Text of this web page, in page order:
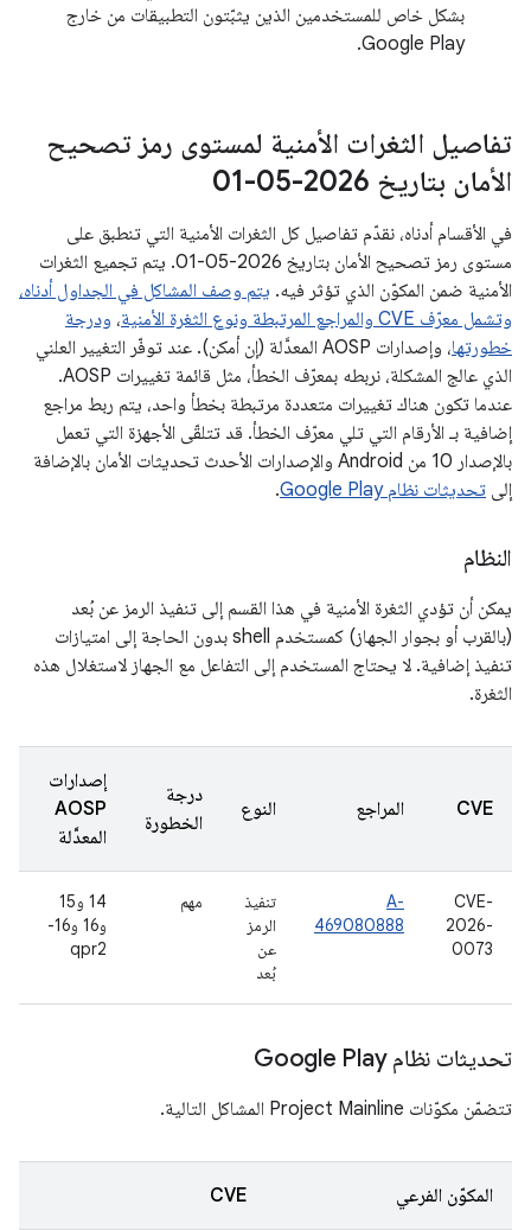
بشكل خاص للمستخدمين الذين يثبّتون التطبيقات من خارج
Google Play.
تفاصيل الثغرات الأمنية لمستوى رمز تصحيح
الأمان بتاريخ 2026-05-01
في الأقسام أدناه، نقدّم تفاصيل كل الثغرات الأمنية التي تنطبق على
مستوى رمز تصحيح الأمان بتاريخ 2026-05-01. يتم تجميع الثغرات
الأمنية ضمن المكوّن الذي تؤثر فيه. يتم وصف المشاكل في الجداول أدناه،
وتشمل معرّف CVE والمراجع المرتبطة ونوع الثغرة الأمنية
، ودرجة
خطورتها
، وإصدارات AOSP المعدَّلة (إن أمكن). عند توفّر التغيير العلني
الذي عالج المشكلة، نربطه بمعرّف الخطأ، مثل قائمة تغييرات AOSP.
عندما تكون هناك تغييرات متعددة مرتبطة بخطأ واحد، يتم ربط مراجع
إضافية بـ الأرقام التي تلي معرّف الخطأ. قد تتلقّى الأجهزة التي تعمل
بالإصدار 10 من Android والإصدارات الأحدث تحديثات الأمان بالإضافة
إلى تحديثات نظام Google Play .
النظام
يمكن أن تؤدي الثغرة الأمنية في هذا القسم إلى تنفيذ الرمز عن بُعد
(بالقرب أو بجوار الجهاز) كمستخدم shell بدون الحاجة إلى امتيازات
تنفيذ إضافية. لا يحتاج المستخدم إلى التفاعل مع الجهاز لاستغلال هذه
الثغرة.
CVE المراجع النوع
درجة
الخطورة
إصدارات
AOSP
المعدَّلة
CVE-
2026-
0073
A-
469080888
تنفيذ
الرمز
عن
بُعد
مهم
14 و15
و16 و16-
qpr2
تحديثات نظام Google Play
تتضمّن مكوّنات Project Mainline المشاكل التالية.
المكوّن الفرعي CVE